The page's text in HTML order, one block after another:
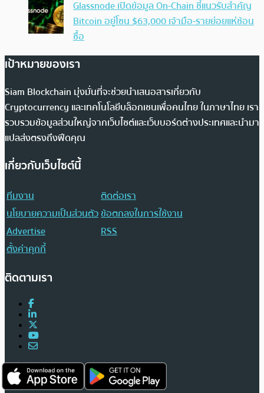
Glassnode เปิดข้อมูล On-Chain ชี้แนวรับสำคัญ
Bitcoin อยู่โซน $63,000 เจ้ามือ-รายย่อยแห่ช้อน
ซื้อ
เป้าหมายของเรา
Siam Blockchain มุ่งมั่นที่จะช่วยนำเสนอสารเกี่ยวกับ
Cryptocurrency และเทคโนโลยีบล็อกเชนเพื่อคนไทย ในภาษาไทย เรา
รวบรวมข้อมูลส่วนใหญ่จากเว็บไซต์และเว็บบอร์ดต่างประเทศและนำมา
แปลส่งตรงถึงฟีดคุณ
เกี่ยวกับเว็บไซต์นี้
ทีมงาน
ติดต่อเรา
นโยบายความเป็นส่วนตัวข้อตกลงในการใช้งาน
Advertise
RSS
ตั้งค่าคุกกี้
ติดตามเรา